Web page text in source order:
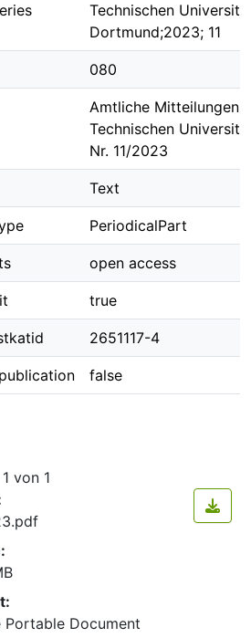
Technischen
Dortmund;2023; 11
080
Amtliche Mitteilungen
Technischen
Nr. 11/2023
Text
PeriodicalPart
open access
true
2651117-4
false
von 1
Portable Document